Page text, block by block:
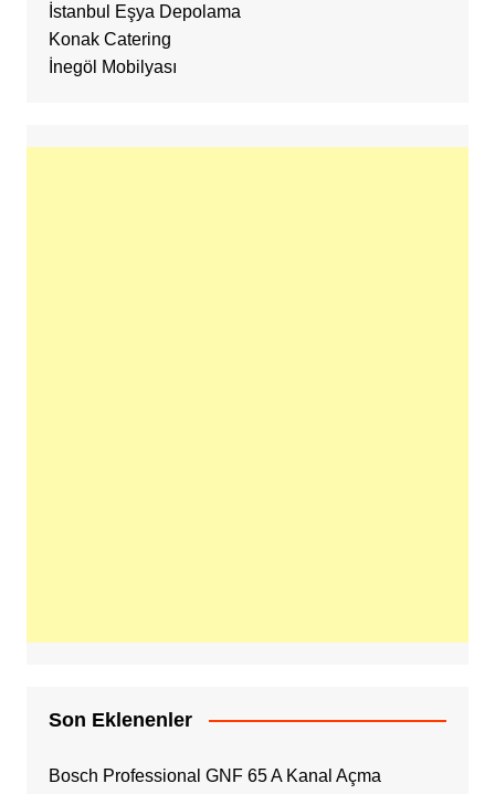
İstanbul Eşya Depolama
Konak Catering
İnegöl Mobilyası
Son Eklenenler
Bosch Professional GNF 65 A Kanal Açma